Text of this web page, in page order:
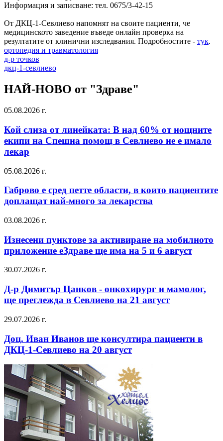
Информация и записване: тел. 0675/3-42-15
От ДКЦ-1-Севлиево напомнят на своите пациенти, че
медицинското заведение въведе онлайн проверка на
резултатите от клинични изследвания. Подробностите - тук.
ортопедия и травматология
д-р точков
дкц-1-севлиево
НАЙ-НОВО от "Здраве"
05.08.2026 г.
Кой слиза от линейката: В над 60% от нощните
екипи на Спешна помощ в Севлиево не е имало
лекар
05.08.2026 г.
Габрово е сред петте области, в които пациентите
доплащат най-много за лекарства
03.08.2026 г.
Изнесени пунктове за активиране на мобилното
приложение еЗдраве ще има на 5 и 6 август
30.07.2026 г.
Д-р Димитър Цанков - онкохирург и мамолог,
ще преглежда в Севлиево на 21 август
29.07.2026 г.
Доц. Иван Иванов ще консултира пациенти в
ДКЦ-1-Севлиево на 20 август